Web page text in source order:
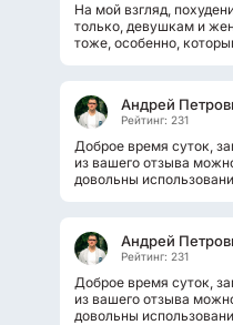
На мой взгляд,
только, девушкам и
тоже, особенно,
Андрей
Рейтинг: 231
Доброе время суток,
из вашего отзыва
довольны
Андрей
Рейтинг: 231
Доброе время суток,
из вашего отзыва
довольны